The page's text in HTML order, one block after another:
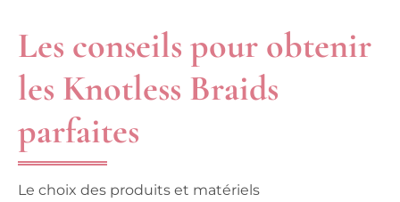
Les conseils pour obtenir
les Knotless Braids
parfaites
Le choix des produits et matériels